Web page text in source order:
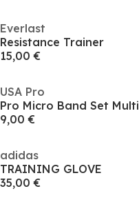
Everlast
Resistance Trainer
15,00 €
USA Pro
Pro Micro Band Set Multi
9,00 €
adidas
TRAINING GLOVE
35,00 €